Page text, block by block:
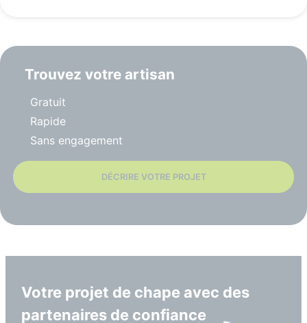
Trouvez votre artisan
Gratuit
Rapide
Sans engagement
DÉCRIRE VOTRE PROJET
Votre projet de chape avec des
partenaires de confiance